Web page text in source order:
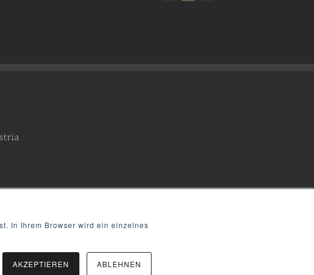
In Ihrem Browser wird ein einzelnes
AKZEPTIEREN ABLEHNEN